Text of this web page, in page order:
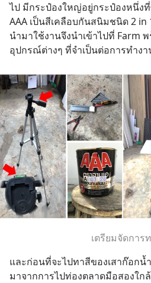
ไป มีกระป๋องใหญ่อยู่กระป๋องหนึ่ง
AAA เป็นสีเคลือบกันสนิมชนิด 2 in
นำมาใช้งานจึงนำเข้าไปที่ Farm
อุปกรณ์ต่างๆ ที่จำเป็นต่อการทำง
เตรียมจัดการ
และก่อนที่จะไปทาสีของเสาก๊อก
มาจากการไปท่องตลาดมือสองใก